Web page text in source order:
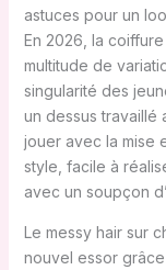
astuces pour un
En 2026, la
multitude de
singularité des
un dessus travaillé
jouer avec la mise
style, facile à
avec un soupçon
Le messy hair sur
nouvel essor grâce